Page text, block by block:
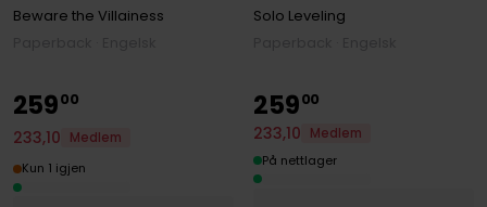
Beware the Villainess
Solo Leveling
25900
233,10
Medlem
Kun 1 igjen
25900
233,10
Medlem
På nettlager